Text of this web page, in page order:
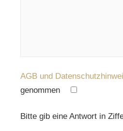
AGB und
genommen
Please leave this field
Bitte gib eine Antwort in